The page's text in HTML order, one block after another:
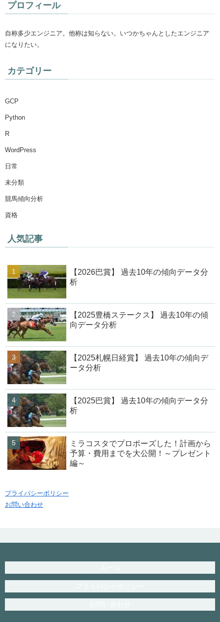
プロフィール
自称多少エンジニア。他称は知らない。いつかちゃんとしたエンジニア
になりたい。
カテゴリー
GCP
Python
R
WordPress
日常
未分類
競馬傾向分析
資格
人気記事
【2026巴賞】 過去10年の傾向データ分
析
【2025豊橋ステークス】 過去10年の傾
向データ分析
【2025札幌日経賞】 過去10年の傾向デ
ータ分析
【2025巴賞】 過去10年の傾向データ分
析
ミラコスタでプロポーズした！計画から
予算・費用までを大公開！～プレゼント
編～
プライバシーポリシー
お問い合わせ